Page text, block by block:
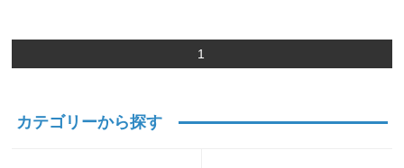
1
カテゴリーから探す